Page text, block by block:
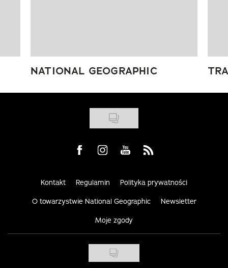
NATIONAL GEOGRAPHIC
Visit us on Facebook
Visit us on Instagram
Visit us on Youtube
Visit us on Rss
Kontakt Regulamin Polityka prywatności
O towarzystwie National Geographic Newsletter
Moje zgody